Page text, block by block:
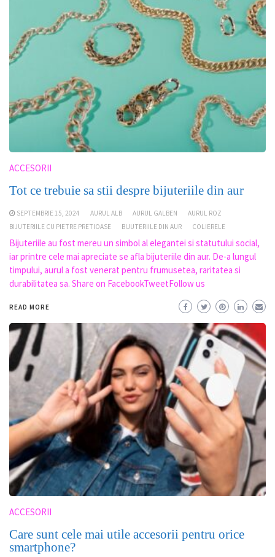
ACCESORII
Tot ce trebuie sa stii despre bijuteriile din aur
SEPTEMBRIE 15, 2024 AURUL ALB AURUL GALBEN
AURUL ROZ
BIJUTERIILE CU PIETRE PRETIOASE
BIJUTERIILE DIN AUR COLIERELE
Bijuteriile au fost mereu un simbol al elegantei si statutului social,
iar printre cele mai apreciate se afla bijuteriile din aur. De-a lungul
timpului, aurul a fost venerat pentru frumusetea, raritatea si
durabilitatea sa. Share on FacebookTweetFollow us
READ MORE
ACCESORII
Care sunt cele mai utile accesorii pentru orice
smartphone?